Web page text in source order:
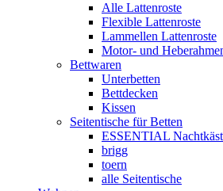
Alle Lattenroste
Flexible Lattenroste
Lammellen Lattenroste
Motor- und
Bettwaren
Unterbetten
Bettdecken
Kissen
Seitentische für Betten
ESSENTIAL
brigg
toern
alle Seitentische